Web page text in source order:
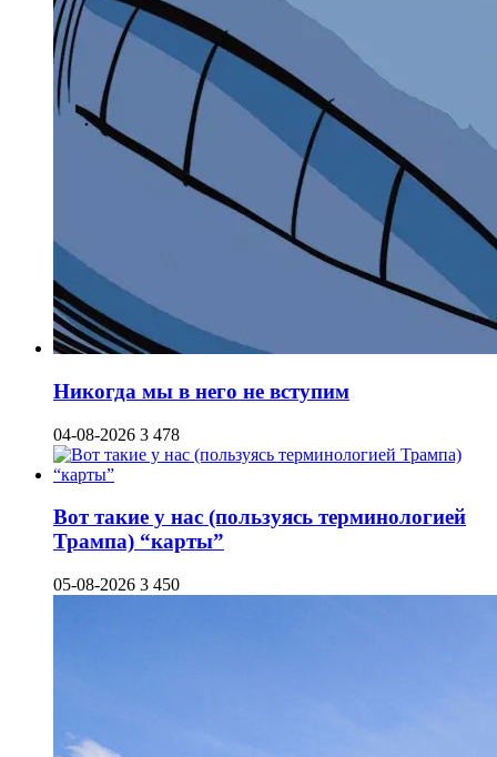
Никогда мы в него не вступим
04-08-2026 3 478
Вот такие у нас (пользуясь терминологией
Трампа) “карты”
05-08-2026 3 450